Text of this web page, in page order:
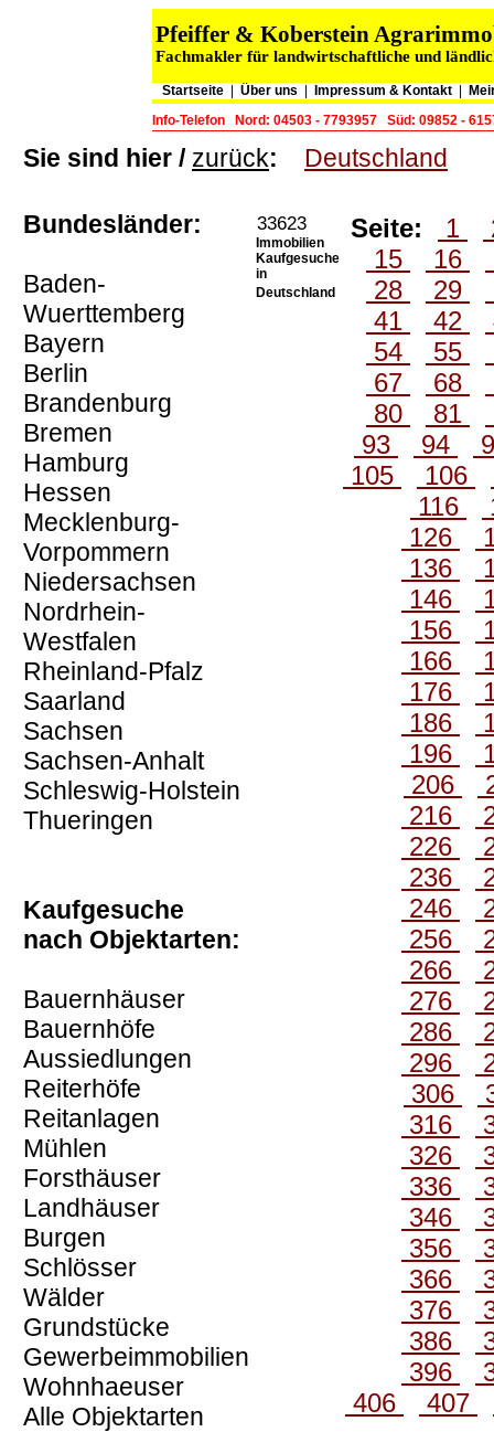
Pfeiffer & Koberstein
Fachmakler für landwirtschaftliche und
Startseite Über uns Impressum & Kontakt
Info-Telefon
Nord: 04503 - 7793957 Süd: 09852 -
Sie sind hier / zurück: Deutschland
Bundesländer:
Baden-
Wuerttemberg
Bayern
Berlin
Brandenburg
Bremen
Hamburg
Hessen
Mecklenburg-
Vorpommern
Niedersachsen
Nordrhein-
Westfalen
Rheinland-Pfalz
Saarland
Sachsen
Sachsen-Anhalt
Schleswig-Holstein
Thueringen
Kaufgesuche
nach Objektarten:
Bauernhäuser
Bauernhöfe
Aussiedlungen
Reiterhöfe
Reitanlagen
Mühlen
Forsthäuser
Landhäuser
Burgen
Schlösser
Wälder
Grundstücke
Gewerbeimmobilien
Wohnhaeuser
Alle Objektarten
33623
Immobilien
Kaufgesuche
in
Deutschland
Seite: 1
15
16
28
29
41
42
54
55
67
68
80
81
93
94
105
106
116
126
136
146
156
166
176
186
196
206
216
226
236
246
256
266
276
286
296
306
316
326
336
346
356
366
376
386
396
406
407